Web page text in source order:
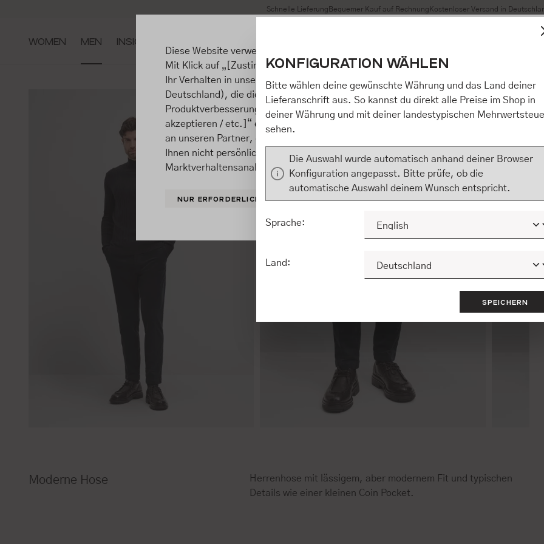
Zur Hauptnavigation springen Schnelle Lieferung Bequemer Kauf auf Rechnung Kostenloser Versand in
WOMEN MEN INSIGHTS
Moderne Hose
Herrenhose mit lässigem, aber modernem Fit und typischen
Details wie einer kleinen Coin Pocket.
Diese Website verwendet Cookies, um eine bestmögliche Erfahrung bieten zu können.
Mit Klick auf „[Zustimmen / Alles akzeptieren / etc.]“ erteilen Sie Ihre Einwilligung
Ihr Verhalten in unserem Shop an unseren Partner, die shopware AG (Ebbinghoff 10,
Deutschland), die diese Daten Ihnen nicht persönlich zuordnen kann, sie aber zu
Produktverbesserungen, Marktverhaltensanalysen) verarbeiten darf. Mit Klick auf
akzeptieren / etc.]“ erteilen Sie Ihre Einwilligung auch in die Weitergabe über Ihr
an unseren Partner, die shopware AG (Ebbinghoff 10, 48624 Schöppingen,
Ihnen nicht persönlich zuordnen kann, sie aber zu eigenen Zwecken (z.B.
Marktverhaltensanalysen) verarbeiten darf.
NUR ERFORDERLICHE KONFIGURIEREN ALLE COOKIES
KONFIGURATION WÄHLEN
Bitte wählen deine gewünschte Währung und das Land deiner
Lieferanschrift aus. So kannst du direkt alle Preise im Shop in
deiner Währung und mit deiner landestypischen
sehen.
Die Auswahl wurde automatisch anhand deiner Browser
Konfiguration angepasst. Bitte prüfe, ob die
automatische Auswahl deinem Wunsch entspricht.
Sprache:
Land:
SPEICHERN